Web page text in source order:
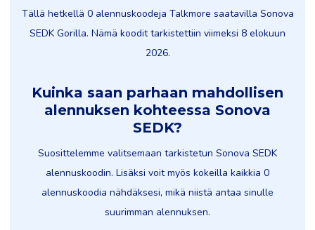
Tällä hetkellä 0 alennuskoodeja Talkmore saatavilla Sonova
SEDK Gorilla. Nämä koodit tarkistettiin viimeksi 8 elokuun
2026.
Kuinka saan parhaan mahdollisen
alennuksen kohteessa Sonova
SEDK?
Suosittelemme valitsemaan tarkistetun Sonova SEDK
alennuskoodin. Lisäksi voit myös kokeilla kaikkia 0
alennuskoodia nähdäksesi, mikä niistä antaa sinulle
suurimman alennuksen.